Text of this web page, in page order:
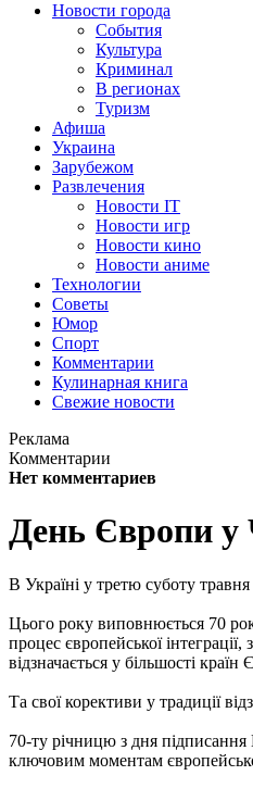
Новости города
События
Культура
Криминал
В регионах
Туризм
Афиша
Украина
Зарубежом
Развлечения
Новости IT
Новости игр
Новости кино
Новости аниме
Технологии
Советы
Юмор
Спорт
Комментарии
Кулинарная книга
Свежие новости
Реклама
Комментарии
Нет комментариев
День Європи у
В Україні у третю суботу
Цього року виповнюється 70
процес європейської
відзначається у більшості
Та свої корективи у традиції
70-ту річницю з дня підписання
ключовим моментам